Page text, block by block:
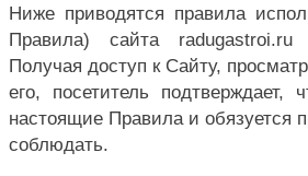
Ниже приводятся правила
Правила) сайта
Получая доступ к Сайту,
его, посетитель подтверждает,
настоящие Правила и обязуется
соблюдать.